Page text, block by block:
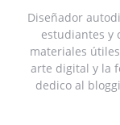
Diseñador
estudiantes y
materiales
arte digital y la
dedico al